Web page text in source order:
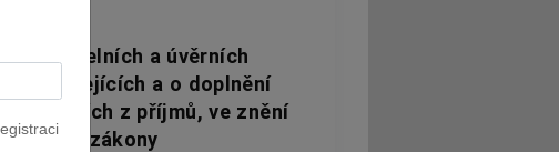
o spořitelních a úvěrních
souvisejících a o doplnění
o daních z příjmů, ve znění
další zákony